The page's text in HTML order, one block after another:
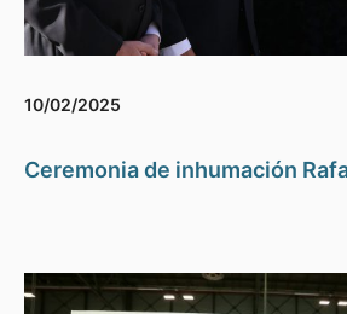
10/02/2025
Ceremonia de inhumación